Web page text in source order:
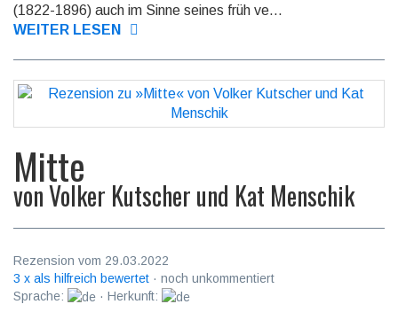
(1822-1896) auch im Sinne seines früh ve...
WEITER LESEN
Mitte
vonVolker Kutscher und Kat Menschik
Rezension vom 29.03.2022
3 x als hilfreich bewertet · noch unkommentiert
Sprache:
· Herkunft: